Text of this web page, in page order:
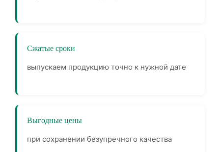
Сжатые сроки
выпускаем продукцию точно к нужной дате
Выгодные цены
при сохранении безупречного качества